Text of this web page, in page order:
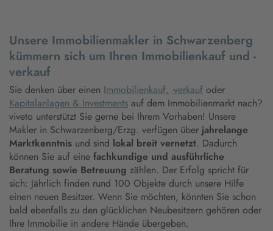
Unsere Immobilienmakler in Schwarzenberg
kümmern sich um Ihren Immobilienkauf und -
verkauf
Sie denken über einen Immobilienkauf, -verkauf oder
Kapitalanlagen & Investments auf dem Immobilienmarkt nach?
viveto unterstützt Sie gerne bei Ihrem Vorhaben! Unsere
Makler in Schwarzenberg/Erzg. verfügen über jahrelange
Marktkenntnis und sind lokal breit vernetzt. Dadurch
können Sie auf eine fachkundige und ausführliche
Beratung sowie Betreuung zählen. Der Erfolg spricht für
sich: Jährlich finden rund 100 Objekte durch unsere Hilfe
einen neuen Besitzer. Wenn Sie möchten, könnten Sie schon
bald ebenfalls zu den glücklichen Neubesitzern gehören oder
Ihre Immobilie in andere Hände übergeben.